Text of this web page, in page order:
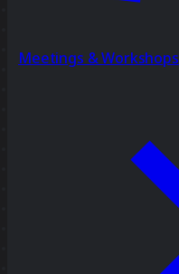
Meetings & Workshops